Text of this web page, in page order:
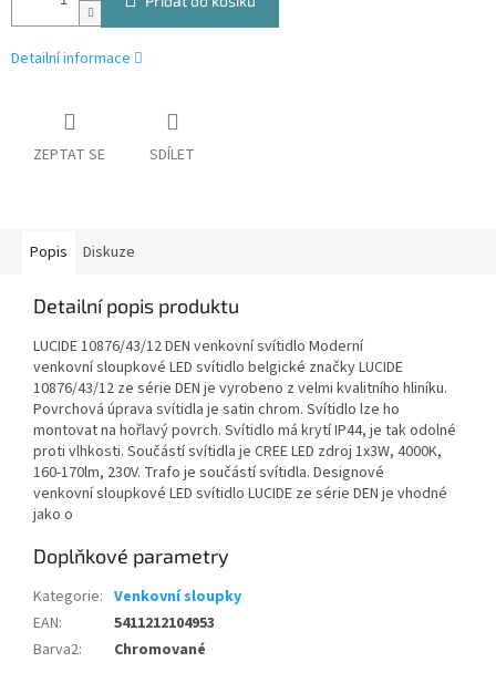
Detailní informace
ZEPTAT SE SDÍLET
Popis Diskuze
Detailní popis produktu
LUCIDE 10876/43/12 DEN venkovní svítidlo Moderní
venkovní sloupkové LED svítidlo belgické značky LUCIDE
10876/43/12 ze série DEN je vyrobeno z velmi kvalitního hliníku.
Povrchová úprava svítidla je satin chrom. Svítidlo lze ho
montovat na hořlavý povrch. Svítidlo má krytí IP44, je tak odolné
proti vlhkosti. Součástí svítidla je CREE LED zdroj 1x3W, 4000K,
160-170lm, 230V. Trafo je součástí svítidla. Designové
venkovní sloupkové LED svítidlo LUCIDE ze série DEN je vhodné
jako o
Doplňkové parametry
Kategorie: Venkovní sloupky
EAN:
5411212104953
Barva2: Chromované